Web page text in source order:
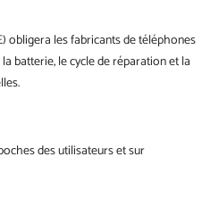
obligera les fabricants de téléphones
batterie, le cycle de réparation et la
des utilisateurs et sur